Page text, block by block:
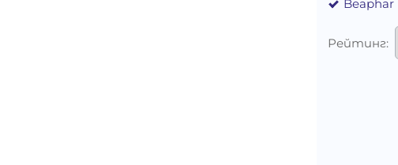
Beaphar
Рейтинг: